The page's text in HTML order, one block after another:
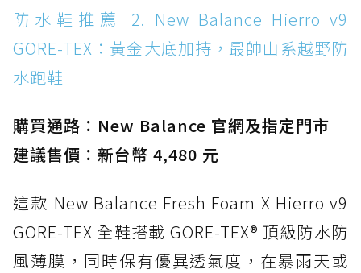
防水鞋推薦 14. SKECHERS BADGER
WATERPROOF：一踩即穿懶人神器！搭載固特
異大底與全防水厚底健走鞋
防水鞋推薦 15. Brooks Cascadia 19 GTX：注
防水鞋推薦 2. New Balance Hierro v9
GORE-TEX：黃金大底加持，最帥山系越野防
水跑鞋
購買通路：New Balance 官網及指定門市
建議售價：新台幣 4,480 元
這款 New Balance Fresh Foam X Hierro v9
GORE-TEX 全鞋搭載 GORE-TEX® 頂級防水防
風薄膜，同時保有優異透氣度，在暴雨天或